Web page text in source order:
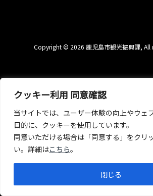
クッキー利用 同意確認
当サイトでは、ユーザー体験の向上やウェ
目的に、クッキーを使用しています。
同意いただける場合は「同意する」をクリ
い。詳細はこちら。
閉じる
Copyright © 2026 鹿児島市観光振興課, All